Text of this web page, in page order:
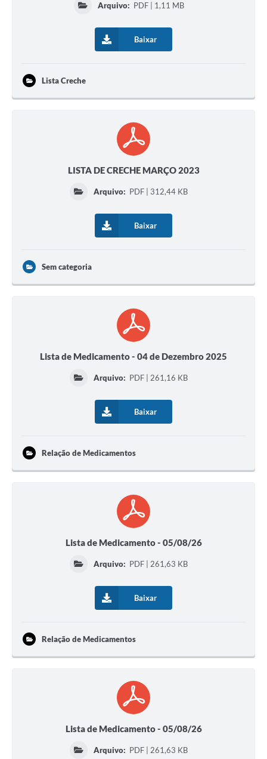
Arquivo: PDF | 1,11 MB
Baixar
Lista Creche
LISTA DE CRECHE MARÇO 2023
Arquivo: PDF | 312,44 KB
Baixar
Sem categoria
Lista de Medicamento - 04 de Dezembro 2025
Arquivo: PDF | 261,16 KB
Baixar
Relação de Medicamentos
Lista de Medicamento - 05/08/26
Arquivo: PDF | 261,63 KB
Baixar
Relação de Medicamentos
Lista de Medicamento - 05/08/26
Arquivo: PDF | 261,63 KB